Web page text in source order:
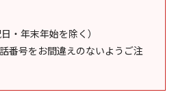
・年末年始を除く）
番号をお間違えのないようご注